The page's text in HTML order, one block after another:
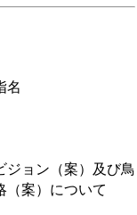
名
ョン（案）及び鳥
（案）について